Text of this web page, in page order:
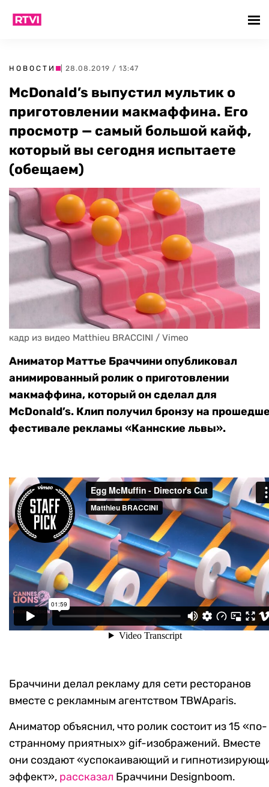
НОВОСТИ | 28.08.2019 / 13:47
McDonald’s выпустил мультик о
приготовлении макмаффина. Его
просмотр — самый большой кайф,
который вы сегодня испытаете
(обещаем)
кадр из видео Matthieu BRACCINI / Vimeo
Аниматор Маттье Браччини опубликовал
анимированный ролик о приготовлении
макмаффина, который он сделал для
McDonald’s. Клип получил бронзу на
фестивале рекламы «Каннские львы».
Браччини делал рекламу для сети ресторанов
вместе с рекламным агентством TBWAparis.
Аниматор объяснил, что ролик состоит из 15 «по-
странному приятных» gif-изображений. Вместе
они создают «успокаивающий и
эффект», рассказал Браччини Designboom.